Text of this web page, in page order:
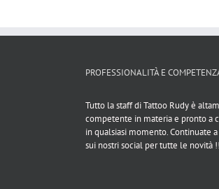
PROFESSIONALITÀ E
Tutto la staff di Tattoo Rudy è
competente in materia e pronto a
in qualsiasi momento. Continuate
sui nostri social per tutte le novità